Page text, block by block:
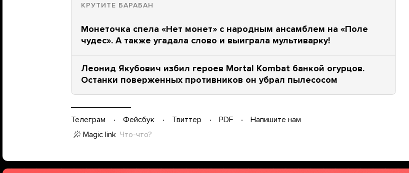
КРУТИТЕ БАРАБАН
Монеточка спела «Нет монет» с народным ансамблем на «Поле
чудес». А также угадала слово и выиграла мультиварку!
Леонид Якубович избил героев Mortal Kombat банкой огурцов.
Останки поверженных противников он убрал пылесосом
Телеграм Фейсбук Твиттер PDF
Напишите нам
Magic link Что-что?